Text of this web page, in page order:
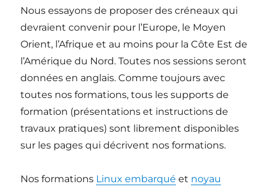
Nous essayons de proposer des créneaux qui
devraient convenir pour l’Europe, le Moyen
Orient, l’Afrique et au moins pour la Côte Est de
l’Amérique du Nord. Toutes nos sessions seront
données en anglais. Comme toujours avec
toutes nos formations, tous les supports de
formation (présentations et instructions de
travaux pratiques) sont librement disponibles
sur les pages qui décrivent nos formations.
Nos formations Linux embarqué et noyau